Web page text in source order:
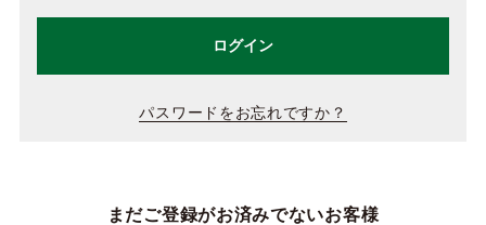
ログイン
パスワードをお忘れですか？
まだご登録がお済みでないお客様